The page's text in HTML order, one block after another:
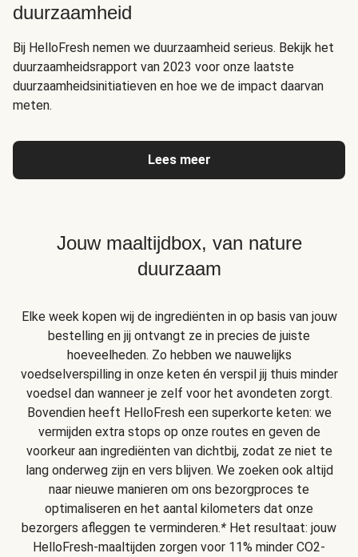
duurzaamheid
Bij HelloFresh nemen we duurzaamheid serieus. Bekijk het
duurzaamheidsrapport van 2023 voor onze laatste
duurzaamheidsinitiatieven en hoe we de impact daarvan
meten.
Lees meer
Jouw maaltijdbox, van nature
duurzaam
Elke week kopen wij de ingrediënten in op basis van jouw
bestelling en jij ontvangt ze in precies de juiste
hoeveelheden. Zo hebben we nauwelijks
voedselverspilling in onze keten én verspil jij thuis minder
voedsel dan wanneer je zelf voor het avondeten zorgt.
Bovendien heeft HelloFresh een superkorte keten: we
vermijden extra stops op onze routes en geven de
voorkeur aan ingrediënten van dichtbij, zodat ze niet te
lang onderweg zijn en vers blijven. We zoeken ook altijd
naar nieuwe manieren om ons bezorgproces te
optimaliseren en het aantal kilometers dat onze
bezorgers afleggen te verminderen.* Het resultaat: jouw
HelloFresh-maaltijden zorgen voor 11% minder CO2-